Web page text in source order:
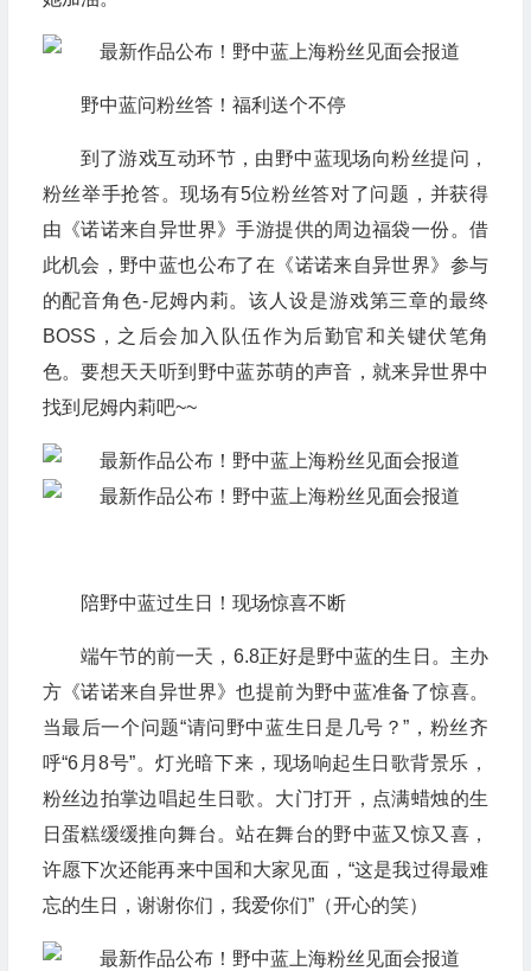
野中蓝问粉丝答！福利送个不停
到了游戏互动环节，由野中蓝现场向粉丝提问，
粉丝举手抢答。现场有5位粉丝答对了问题，并获得
由《诺诺来自异世界》手游提供的周边福袋一份。借
此机会，野中蓝也公布了在《诺诺来自异世界》参与
的配音角色-尼姆内莉。该人设是游戏第三章的最终
BOSS，之后会加入队伍作为后勤官和关键伏笔角
色。要想天天听到野中蓝苏萌的声音，就来异世界中
找到尼姆内莉吧~~
陪野中蓝过生日！现场惊喜不断
端午节的前一天，6.8正好是野中蓝的生日。主办
方《诺诺来自异世界》也提前为野中蓝准备了惊喜。
当最后一个问题“请问野中蓝生日是几号？”，粉丝齐
呼“6月8号”。灯光暗下来，现场响起生日歌背景乐，
粉丝边拍掌边唱起生日歌。大门打开，点满蜡烛的生
日蛋糕缓缓推向舞台。站在舞台的野中蓝又惊又喜，
许愿下次还能再来中国和大家见面，“这是我过得最难
忘的生日，谢谢你们，我爱你们”（开心的笑）